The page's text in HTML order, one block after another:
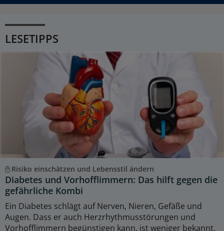
LESETIPPS
Risiko einschätzen und Lebensstil ändern
Diabetes und Vorhofflimmern: Das hilft gegen die
gefährliche Kombi
Ein Diabetes schlägt auf Nerven, Nieren, Gefäße und
Augen. Dass er auch Herzrhythmusstörungen und
Vorhofflimmern begünstigen kann, ist weniger bekannt.